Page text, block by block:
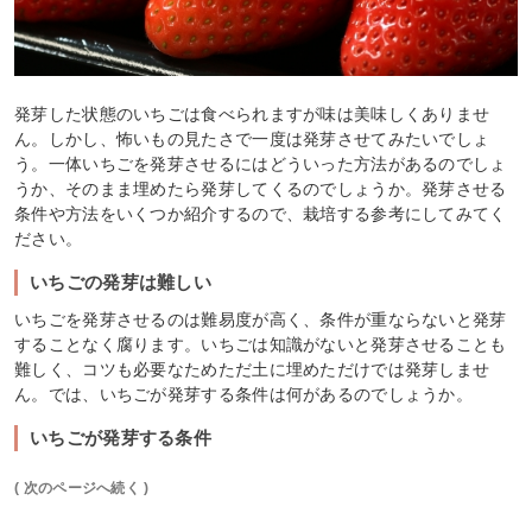
発芽した状態のいちごは食べられますが味は美味しくありませ
ん。しかし、怖いもの見たさで一度は発芽させてみたいでしょ
う。一体いちごを発芽させるにはどういった方法があるのでしょ
うか、そのまま埋めたら発芽してくるのでしょうか。発芽させる
条件や方法をいくつか紹介するので、栽培する参考にしてみてく
ださい。
いちごの発芽は難しい
いちごを発芽させるのは難易度が高く、条件が重ならないと発芽
することなく腐ります。いちごは知識がないと発芽させることも
難しく、コツも必要なためただ土に埋めただけでは発芽しませ
ん。では、いちごが発芽する条件は何があるのでしょうか。
いちごが発芽する条件
( 次のページへ続く )